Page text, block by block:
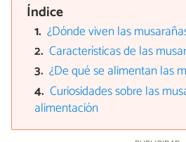
Índice
¿Dónde viven las
Características de las
¿De qué se alimentan las
Curiosidades sobre las
alimentación